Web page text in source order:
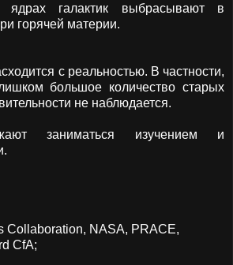
галактик выбрасывают в
горячей материи.
с реальностью. В частности,
большое количество старых
не наблюдается.
заниматься изучением и
Collaboration, NASA, PRACE,
CfA;